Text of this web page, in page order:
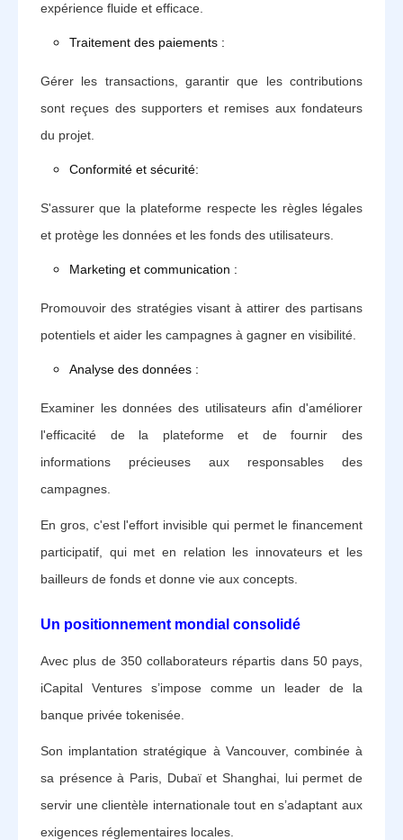
expérience fluide et efficace.
Traitement des paiements :
Gérer les transactions, garantir que les contributions
sont reçues des supporters et remises aux fondateurs
du projet.‍‍
Conformité et sécurité:
S'assurer que la plateforme respecte les règles légales
et protège les données et les fonds des utilisateurs.‍
Marketing et communication :
Promouvoir des stratégies visant à attirer des partisans
potentiels et aider les campagnes à gagner en visibilité.‍
Analyse des données :
Examiner les données des utilisateurs afin d'améliorer
l'efficacité de la plateforme et de fournir des
informations précieuses aux responsables des
campagnes.
En gros, c'est l'effort invisible qui permet le financement
participatif, qui met en relation les innovateurs et les
bailleurs de fonds et donne vie aux concepts.
Un positionnement mondial consolidé
Avec plus de 350 collaborateurs répartis dans 50 pays,
iCapital Ventures s’impose comme un leader de la
banque privée tokenisée.
Son implantation stratégique à Vancouver, combinée à
sa présence à Paris, Dubaï et Shanghai, lui permet de
servir une clientèle internationale tout en s’adaptant aux
exigences réglementaires locales.